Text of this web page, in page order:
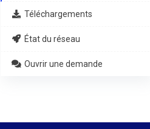
Téléchargements
État du réseau
Ouvrir une demande